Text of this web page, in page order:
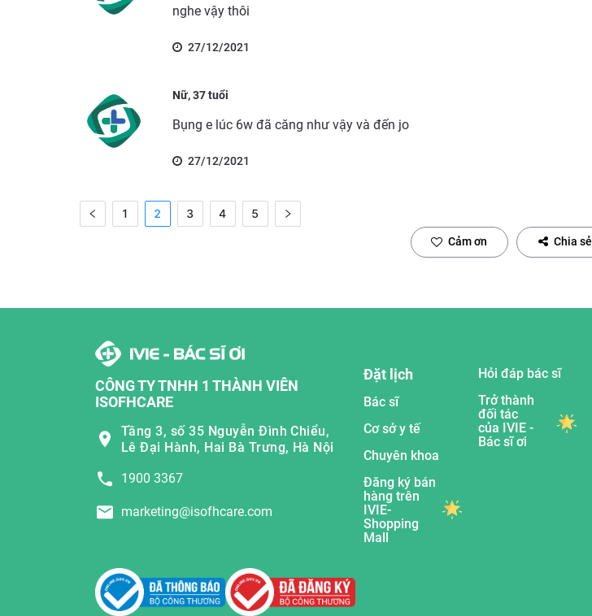
nghe vậy thôi
27/12/2021
Nữ, 37 tuổi
Bụng e lúc 6w đã căng như vậy và đến jo
27/12/2021
1 2 3 4 5
Cảm ơn Chia sẻ
CÔNG TY TNHH 1 THÀNH VIÊN
ISOFHCARE
Tầng 3, số 35 Nguyễn Đình Chiểu,
Lê Đại Hành, Hai Bà Trưng, Hà Nội
1900 3367
marketing@isofhcare.com
Đặt lịch
Bác sĩ
Cơ sở y tế
Chuyên khoa
Đăng ký bán
hàng trên
IVIE-
Shopping
Mall
Hỏi đáp bác sĩ
Trở thành
đối tác
của IVIE -
Bác sĩ ơi